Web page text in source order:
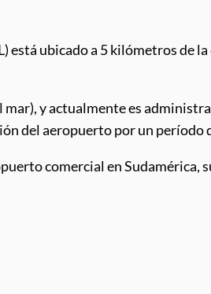
está ubicado a 5 kilómetros de
mar), y actualmente es
del aeropuerto por un período
comercial en